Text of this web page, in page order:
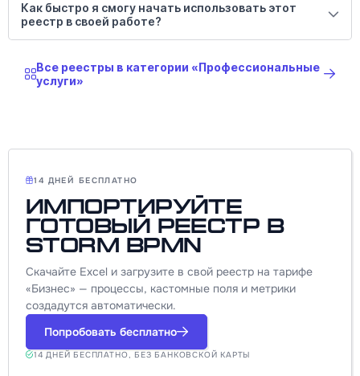
Как быстро я смогу начать использовать этот
реестр в своей работе?
Все реестры в категории «Профессиональные
услуги»
14 ДНЕЙ БЕСПЛАТНО
Импортируйте
готовый реестр в
Storm BPMN
Скачайте Excel и загрузите в свой реестр на тарифе
«Бизнес» — процессы, кастомные поля и метрики
создадутся автоматически.
Попробовать бесплатно
14 ДНЕЙ БЕСПЛАТНО, БЕЗ БАНКОВСКОЙ КАРТЫ